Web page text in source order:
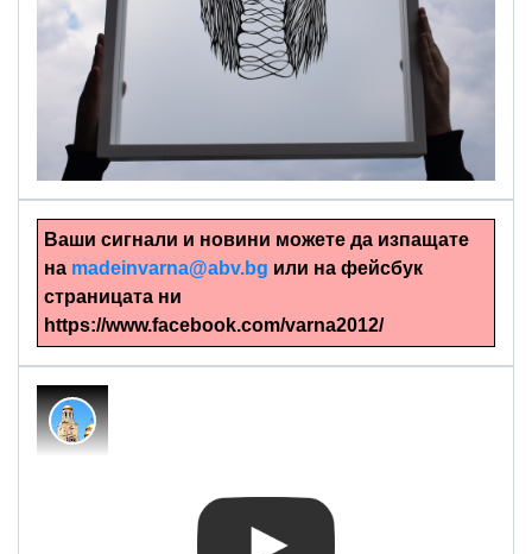
Ръчно изрязани картини
Ваши сигнали и новини можете да изпащате
на madeinvarna@abv.bg или на фейсбук
страницата ни
https://www.facebook.com/varna2012/